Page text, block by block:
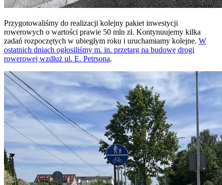
Przygotowaliśmy do realizacji kolejny pakiet inwestycji
rowerowych o wartości prawie 50 mln zł. Kontynuujemy kilka
zadań rozpoczętych w ubiegłym roku i uruchamiamy kolejne. W
ostatnich dniach ogłosiliśmy m. in. przetarg na budowę drogi
rowerowej wzdłuż ul. E. Petrsona.